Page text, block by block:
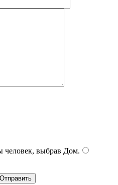
человек, выбрав Дом.